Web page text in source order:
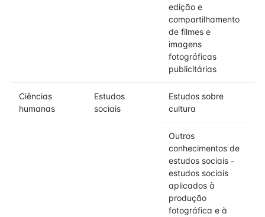
edição e
compartilhamento
de filmes e
imagens
fotográficas
publicitárias
Ciências
humanas
Estudos
sociais
Estudos sobre
cultura
Outros
conhecimentos de
estudos sociais -
estudos sociais
aplicados à
produção
fotográfica e à